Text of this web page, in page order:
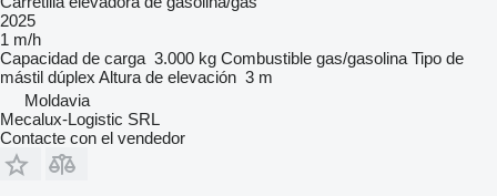
2025
1 m/h
Capacidad de carga 3.000 kg Combustible gas/gasolina Tipo de
mástil dúplex Altura de elevación 3 m
Moldavia
Mecalux-Logistic SRL
Contacte con el vendedor